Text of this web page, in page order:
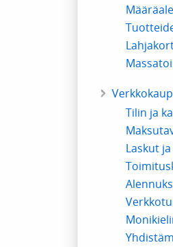
Tilin ja
Laskut